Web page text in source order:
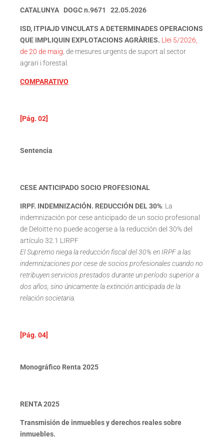
CATALUNYA DOGC n.9671 22.05.2026
ISD, ITPIAJD VINCULATS A DETERMINADES OPERACIONS
QUE IMPLIQUIN EXPLOTACIONS AGRÀRIES. Llei 5/2026,
de 20 de maig , de mesures urgents de suport al sector
agrari i forestal
COMPARATIVO
[Pág. 02]
Sentencia
CESE ANTICIPADO SOCIO PROFESIONAL
IRPF. INDEMNIZACIÓN. REDUCCIÓN DEL 30%. La
indemnización por cese anticipado de un socio profesional
de Deloitte no puede acogerse a la reducción del 30% del
artículo 32.1 LIRPF
El Supremo niega la reducción fiscal del 30% en IRPF a las
indemnizaciones por cese de socios profesionales cuando no
retribuyen servicios prestados durante un período superior a
dos años, sino únicamente la extinción anticipada de la
relación societaria.
[Pág. 04]
Monográfico Renta 2025
RENTA 2025
Transmisión de inmuebles y derechos reales sobre
inmuebles.